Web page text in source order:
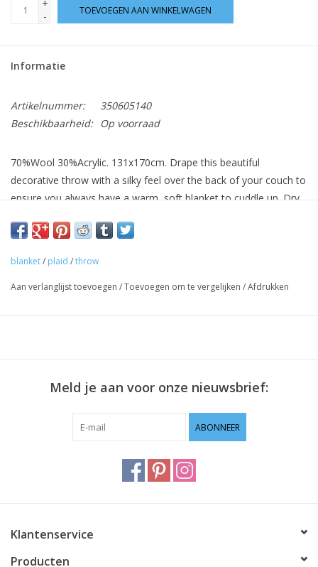
+
-
TOEVOEGEN AAN WINKELWAGEN
Informatie
Artikelnummer:
350605140
Beschikbaarheid:
Op voorraad
70%Wool 30%Acrylic. 131x170cm. Drape this beautiful
decorative throw with a silky feel over the back of your couch to
ensure you always have a warm, soft blanket to cuddle up. Dry
blanket/ plaid /throw
Aan verlanglijst toevoegen /Toevoegen om te vergelijken /Afdrukken
Meld je aan voor onze nieuwsbrief:
ABONNEER
Klantenservice
Producten